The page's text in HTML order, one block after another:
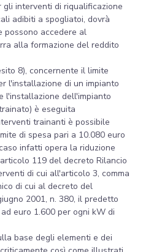
interventi di riqualificazione
adibiti a spogliatoi, dovrà
possono accedere al
alla formazione del reddito
8), concernente il limite
l'installazione di un impianto
l'installazione dell'impianto
è eseguita
trainanti è possibile
di spesa pari a 10.080 euro
infatti opera la riduzione
119 del decreto Rilancio
di cui all'articolo 3, comma
di cui al decreto del
2001, n. 380, il predetto
euro 1.600 per ogni kW di
base degli elementi e dei